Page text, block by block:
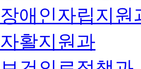
장애인자립지원
자활지원과